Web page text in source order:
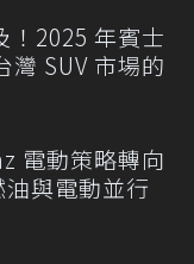
！2025 年賓士
灣 SUV 市場的
電動策略轉向
與電動並行